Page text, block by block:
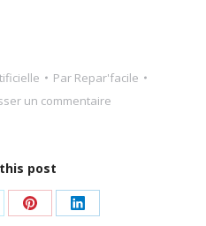
Par Repar'facile
un commentaire
post
PartagerPartager